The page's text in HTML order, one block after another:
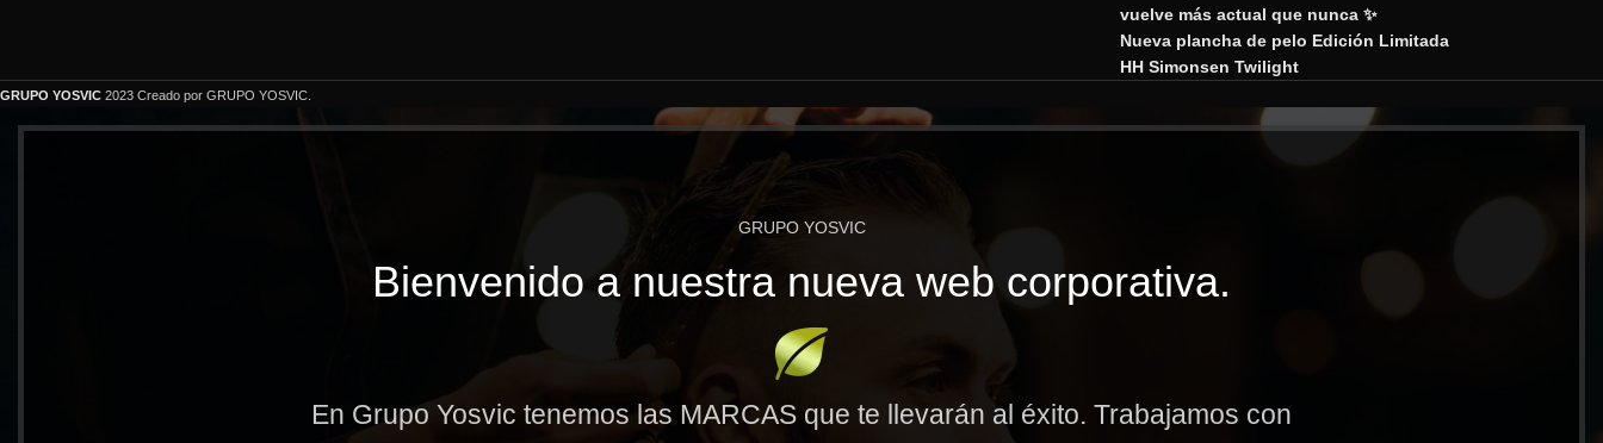
vuelve más actual que nunca ✨
Nueva plancha de pelo Edición Limitada
HH Simonsen Twilight
GRUPO YOSVIC 2023 Creado por GRUPO YOSVIC.
GRUPO YOSVIC
Bienvenido a nuestra nueva web corporativa.
En Grupo Yosvic tenemos las MARCAS que te llevarán al éxito. Trabajamos con